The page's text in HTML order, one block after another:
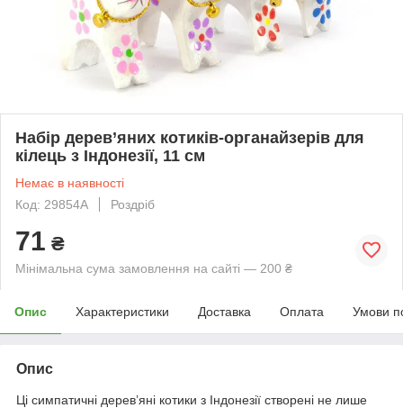
Набір дерев’яних котиків-органайзерів для
кілець з Індонезії, 11 см
Немає в наявності
Код: 29854A
Роздріб
71 ₴
Мінімальна сума замовлення на сайті — 200 ₴
Опис Характеристики Доставка Оплата Умови
Опис
Ці симпатичні дерев’яні котики з Індонезії створені не лише